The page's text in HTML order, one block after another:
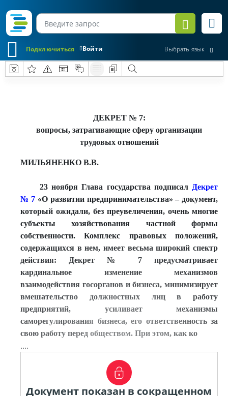
Войти
Подключиться Выбрать язык
ДЕКРЕТ № 7:
вопросы, затрагивающие сферу организации
трудовых отношений
МИЛЬЯНЕНКО В.В.
23 ноября Глава государства подписал Декрет
№ 7 «О развитии предпринимательства» – документ,
который ожидали, без преувеличения, очень многие
субъекты хозяйствования частной формы
собственности. Комплекс правовых положений,
содержащихся в нем, имеет весьма широкий спектр
действия: Декрет № 7 предусматривает
кардинальное изменение механизмов
взаимодействия госорганов и бизнеса, минимизирует
вмешательство должностных лиц в работу
предприятий, усиливает механизмы
саморегулирования бизнеса, его ответственность за
свою работу перед обществом. При этом, как ко
....
Документ показан в сокращенном